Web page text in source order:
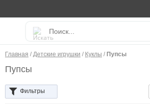
Главная / Детские игрушки / Куклы / Пупсы
Пупсы
Фильтры